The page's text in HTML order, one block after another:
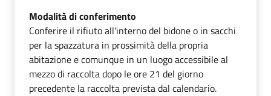
Modalità di conferimento
Conferire il rifiuto all'interno del bidone o in sacchi
per la spazzatura in prossimità della propria
abitazione e comunque in un luogo accessibile al
mezzo di raccolta dopo le ore 21 del giorno
precedente la raccolta prevista dal calendario.